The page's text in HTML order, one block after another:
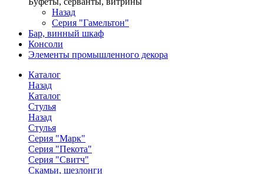
Назад
Серия "Гамельтон"
Бар, винный шкаф
Консоли
Элементы промышленного декора
Каталог
Назад
Каталог
Стулья
Назад
Стулья
Серия "Марк"
Серия "Пекота"
Серия "Свитч"
Скамьи, шезлонги